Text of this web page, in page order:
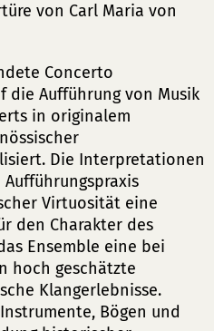
von Carl Maria von
Concerto
die Aufführung von Musik
in originalem
Die Interpretationen
Virtuosität eine
den Charakter des
Ensemble eine bei
hoch geschätzte
Klangerlebnisse.
Bögen und